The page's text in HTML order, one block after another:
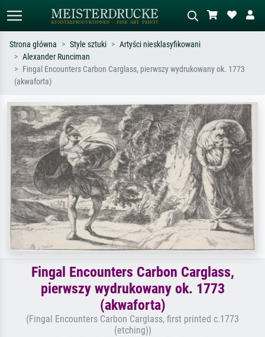
Wyszukiwanie standardowe Wyszukiwanie obrazów AI
Szukaj wg artysty, tytułu lub stylu – np.
impresjonizm, fala Hokusaia, akt.
stojący akt obok drzewa.
Strona główna Style sztuki
Artyści niesklasyfikowani
Alexander Runciman
Fingal Encounters Carbon Carglass, pierwszy wydrukowany ok. 1773
(akwaforta)
Fingal Encounters Carbon Carglass,
pierwszy wydrukowany ok. 1773
(akwaforta)
(Fingal Encounters Carbon Carglass, first printed c.1773
(etching))